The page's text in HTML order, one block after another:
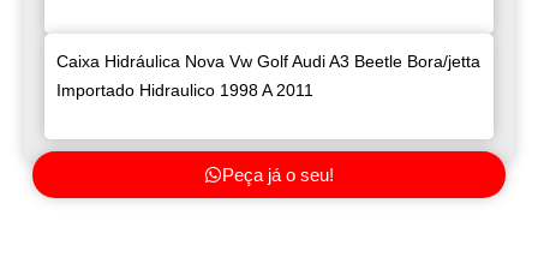
Caixa Hidráulica Nova Vw Golf Audi A3 Beetle Bora/jetta
Importado Hidraulico 1998 A 2011
Peça já o seu!